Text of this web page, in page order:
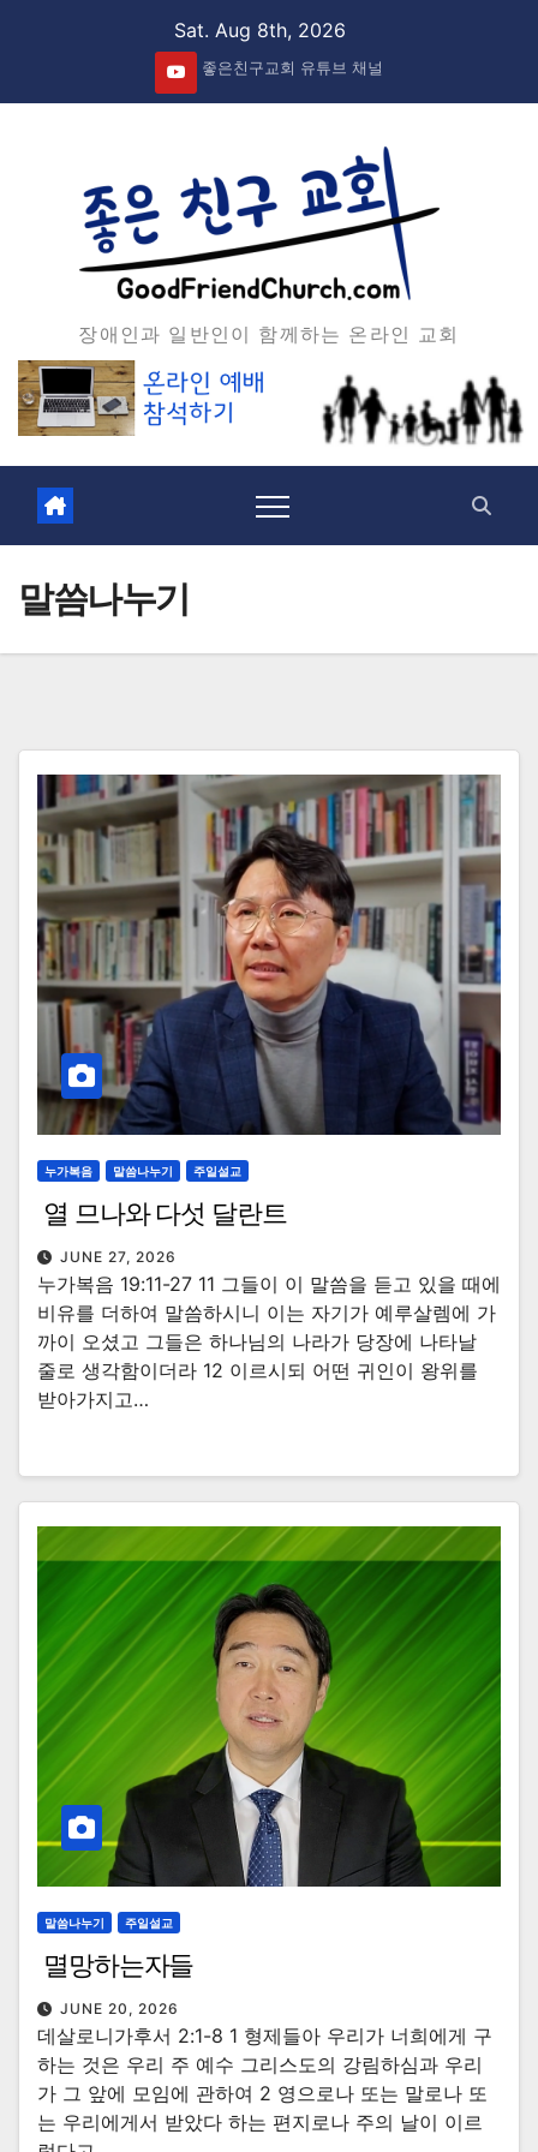
Sat. Aug 8th, 2026
좋은친구교회 유튜브 채널
장애인과 일반인이 함께하는 온라인 교회
말씀나누기
누가복음 말씀나누기 주일설교
열 므나와 다섯 달란트
JUNE 27, 2026
누가복음 19:11-27 11 그들이 이 말씀을 듣고 있을 때에
비유를 더하여 말씀하시니 이는 자기가 예루살렘에 가
까이 오셨고 그들은 하나님의 나라가 당장에 나타날
줄로 생각함이더라 12 이르시되 어떤 귀인이 왕위를
받아가지고…
말씀나누기 주일설교
멸망하는자들
JUNE 20, 2026
데살로니가후서 2:1-8 1 형제들아 우리가 너희에게 구
하는 것은 우리 주 예수 그리스도의 강림하심과 우리
가 그 앞에 모임에 관하여 2 영으로나 또는 말로나 또
는 우리에게서 받았다 하는 편지로나 주의 날이 이르